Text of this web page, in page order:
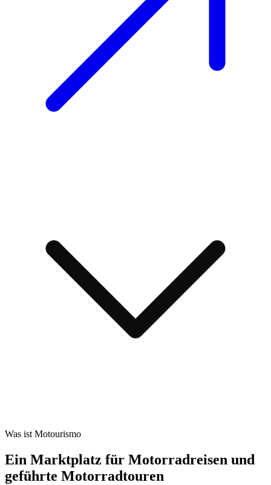
Was ist Motourismo
Ein Marktplatz für Motorradreisen und
geführte Motorradtouren